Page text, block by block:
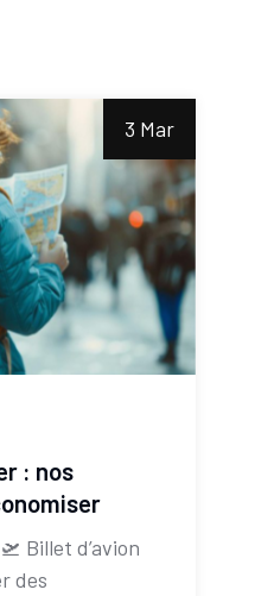
3 Mar
: nos
Billet d’avion
des